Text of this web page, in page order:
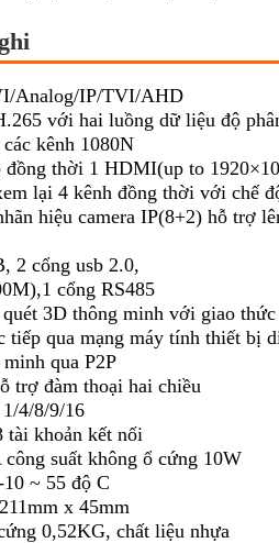
Analog/IP/TVI/AHD
với hai luồng dữ liệu độ
kênh 1080N
đồng thời 1 HDMI(up to
lại 4 kênh đồng thời với chế
hiệu camera IP(8+2) hỗ trợ
2 cổng usb 2.0,
cổng RS485
3D thông minh với giao thức
qua mạng máy tính thiết bị
qua P2P
trợ đàm thoại hai chiều
4/8/9/16
tài khoản kết nối
suất không ổ cứng 10W
~ 55 độ C
x 45mm
0,52KG, chất liệu nhựa